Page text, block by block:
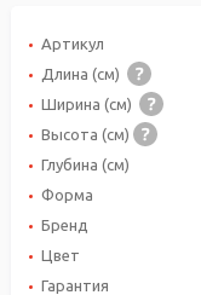
Артикул
Длина (см)
Ширина (см)
Высота (см)
Глубина (см)
Форма
Бренд
Цвет
Гарантия